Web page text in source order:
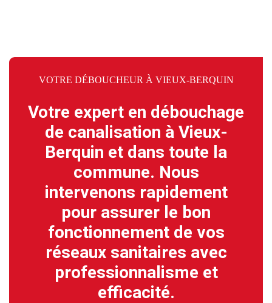
VOTRE DÉBOUCHEUR À VIEUX-BERQUIN
Votre expert en débouchage
de canalisation à Vieux-
Berquin et dans toute la
commune. Nous
intervenons rapidement
pour assurer le bon
fonctionnement de vos
réseaux sanitaires avec
professionnalisme et
efficacité.